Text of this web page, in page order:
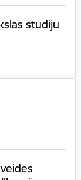
studiju